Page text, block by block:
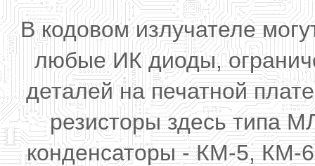
В кодовом излучателе
любые ИК диоды,
деталей на печатной
резисторы здесь типа
конденсаторы - КМ-5, КМ-